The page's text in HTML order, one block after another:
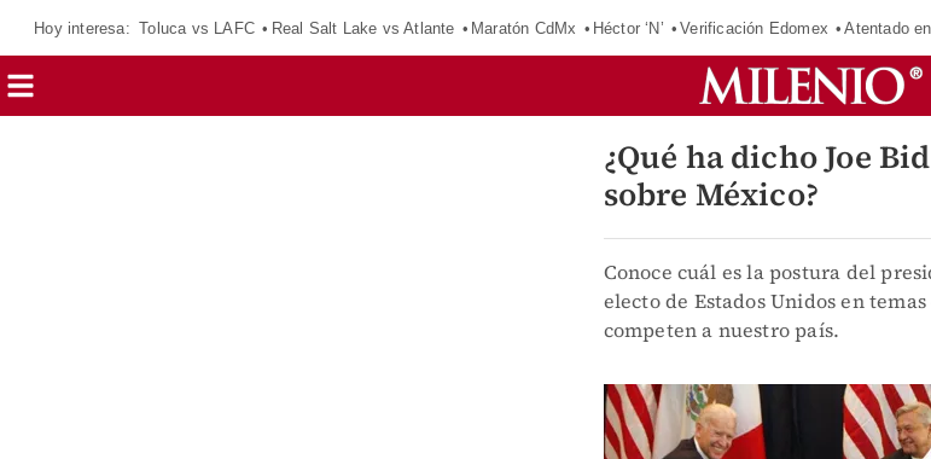
Hoy interesa: Toluca vs LAFC Real Salt Lake vs Atlante Maratón CdMx Héctor ‘N’ Verificación Edomex Atentado
¿Qué ha dicho Joe
sobre México?
Conoce cuál es la postura del
electo de Estados Unidos en
competen a nuestro país.